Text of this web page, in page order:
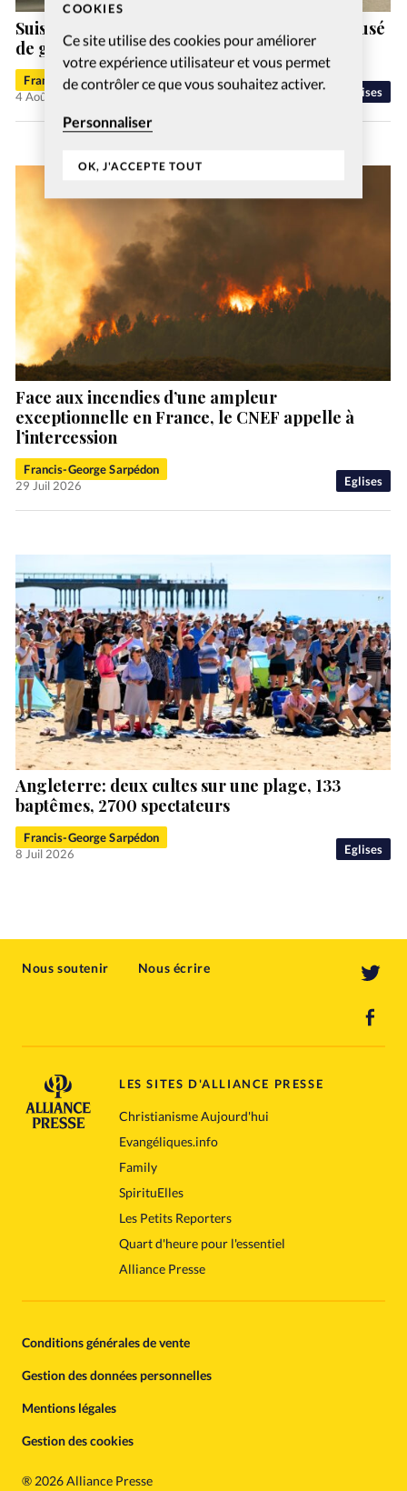
COOKIES
Ce site utilise des cookies pour améliorer
votre expérience utilisateur et vous permet
de contrôler ce que vous souhaitez activer.
Personnaliser
OK, J'ACCEPTE TOUT
Eglises
Suisse: un ex-pasteur de la vallée de Joux accusé
de gestes déplacés
Francis-George Sarpédon
4 Août 2026
Eglises
Face aux incendies d’une ampleur
exceptionnelle en France, le CNEF appelle à
l’intercession
Francis-George Sarpédon
29 Juil 2026
Eglises
Angleterre: deux cultes sur une plage, 133
baptêmes, 2700 spectateurs
Francis-George Sarpédon
8 Juil 2026
Nous soutenir Nous écrire
LES SITES D'ALLIANCE PRESSE
Christianisme Aujourd'hui
Evangéliques.info
Family
SpirituElles
Les Petits Reporters
Quart d'heure pour l'essentiel
Alliance Presse
Conditions générales de vente
Gestion des données personnelles
Mentions légales
Gestion des cookies
® 2026 Alliance Presse